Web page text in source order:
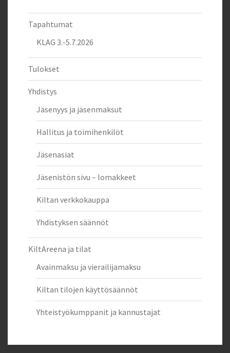
Tapahtumat
KLAG 3.-5.7.2026
Tulokset
Yhdistys
Jäsenyys ja jäsenmaksut
Hallitus ja toimihenkilöt
Jäsenasiat
Jäsenistön sivu – lomakkeet
Kiltan verkkokauppa
Yhdistyksen säännöt
KiltAreena ja tilat
Avainmaksu ja vierailijamaksu
Kiltan tilojen käyttösäännöt
Yhteistyökumppanit ja kannustajat